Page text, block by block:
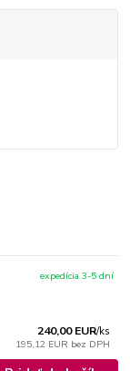
240,00 EUR/ks
195,12 EUR bez DPH
expedícia 3-5 dní